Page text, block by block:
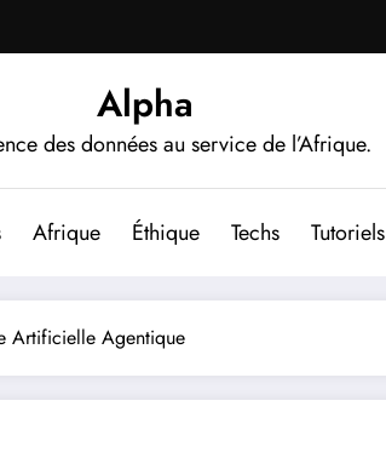
Alpha
des données au service de l’Afrique.
Afrique Éthique Techs Tutoriels
Artificielle Agentique